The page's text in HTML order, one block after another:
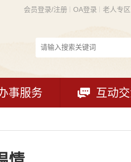
会员登录/注册 OA登录 老人专区
事服务 互动